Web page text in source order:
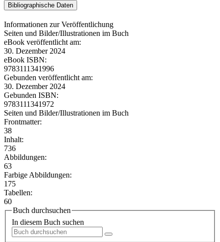
Bibliographische Daten
Informationen zur Veröffentlichung
Seiten und Bilder/Illustrationen im Buch
eBook veröffentlicht am:
30. Dezember 2024
eBook ISBN:
9783111341996
Gebunden veröffentlicht am:
30. Dezember 2024
Gebunden ISBN:
9783111341972
Seiten und Bilder/Illustrationen im Buch
Frontmatter:
38
Inhalt:
736
Abbildungen:
63
Farbige Abbildungen:
175
Tabellen:
60
Buch durchsuchen
In diesem Buch suchen